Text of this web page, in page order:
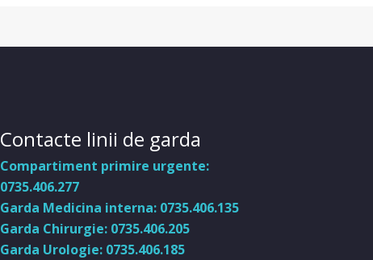
Contacte linii de garda
Compartiment primire urgente:
0735.406.277
Garda Medicina interna: 0735.406.135
Garda Chirurgie: 0735.406.205
Garda Urologie: 0735.406.185